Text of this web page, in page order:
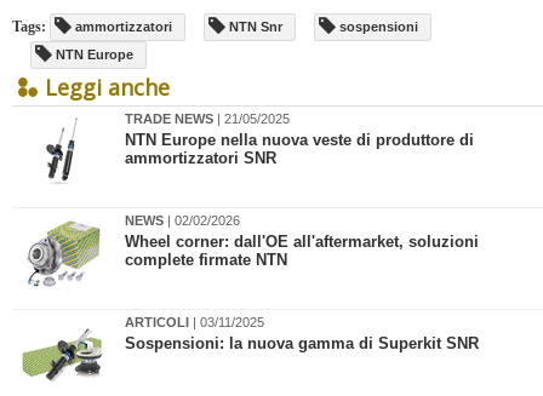
Tags: ammortizzatori NTN Snr
sospensioni
NTN Europe
Leggi anche
TRADE NEWS | 21/05/2025
NTN Europe nella nuova veste di produttore di
ammortizzatori SNR
NEWS | 02/02/2026
Wheel corner: dall'OE all'aftermarket, soluzioni
complete firmate NTN
ARTICOLI | 03/11/2025
​Sospensioni: la nuova gamma di Superkit SNR